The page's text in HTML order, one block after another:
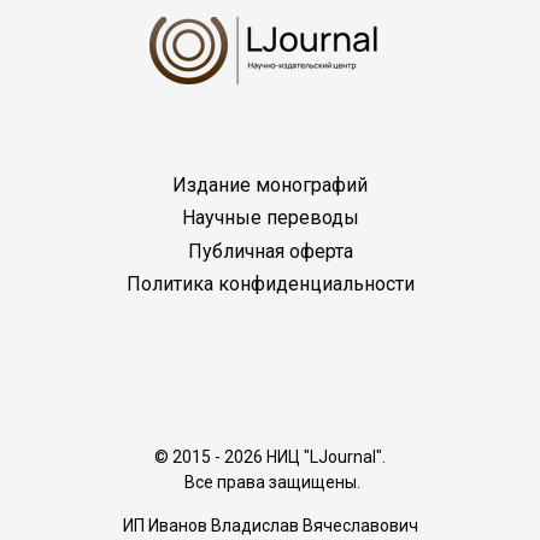
Издание монографий
Научные переводы
Публичная оферта
Политика конфиденциальности
© 2015 - 2026 НИЦ "LJournal".
Все права защищены.
ИП Иванов Владислав Вячеславович